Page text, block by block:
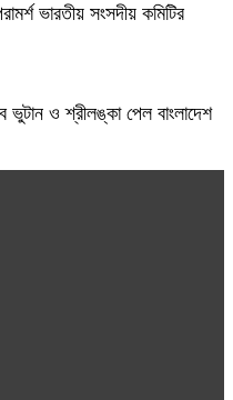
ভারতীয় সংসদীয় কমিটির
ভুটান ও শ্রীলঙ্কা পেল বাংলাদেশ